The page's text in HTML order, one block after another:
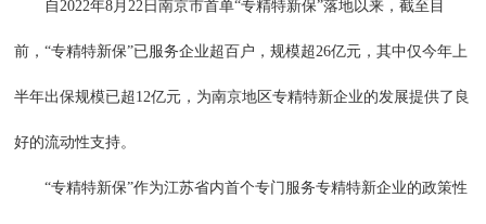
自2022年8月22日南京市首单“专精特新保”落地以来，截至目
前，“专精特新保”已服务企业超百户，规模超26亿元，其中仅今年上
半年出保规模已超12亿元，为南京地区专精特新企业的发展提供了良
好的流动性支持。
“专精特新保”作为江苏省内首个专门服务专精特新企业的政策性